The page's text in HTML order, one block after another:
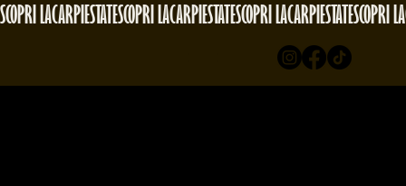
SCOPRI LACARPIESTATE